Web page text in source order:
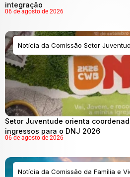
integração
06 de agosto de 2026
Notícia da Comissão Setor
Setor Juventude orienta
ingressos para o DNJ 2026
06 de agosto de 2026
Notícia da Comissão da Família e